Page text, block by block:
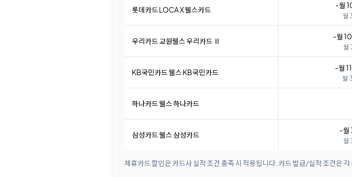
롯데카드 LOCA X 웰스카드 -월
월
우리카드 교원웰스 우리카드 Ⅱ -월
월
KB국민카드 웰스 KB국민카드 -월
월
하나카드 웰스 하나카드
삼성카드 웰스 삼성카드 -월
월
제휴카드 할인은 카드사 실적 조건 충족 시 적용됩니다. 카드 발급/실적 조건은 각